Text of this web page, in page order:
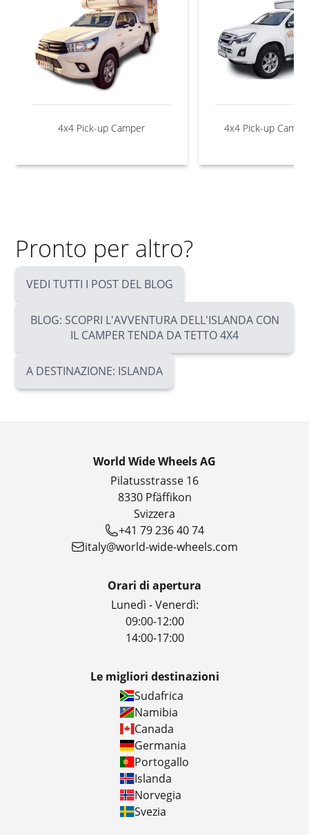
4x4 Pick-up Camper 4x4 Pick-up
Pronto per altro?
VEDI TUTTI I POST DEL BLOG
BLOG: SCOPRI L'AVVENTURA DELL'ISLANDA CON
IL CAMPER TENDA DA TETTO 4X4
A DESTINAZIONE: ISLANDA
World Wide Wheels AG
Pilatusstrasse 16
8330 Pfäffikon
Svizzera
+41 79 236 40 74
italy@world-wide-wheels.com
Orari di apertura
Lunedì - Venerdì:
09:00-12:00
14:00-17:00
Le migliori destinazioni
Sudafrica
Namibia
Canada
Germania
Portogallo
Islanda
Norvegia
Svezia